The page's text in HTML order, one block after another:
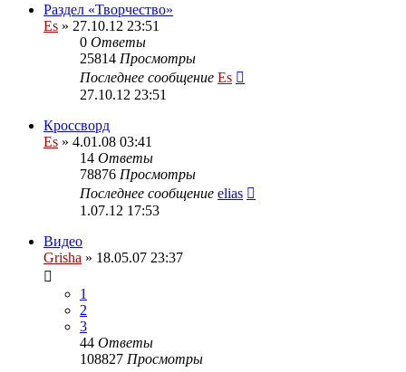
Раздел «Творчество»
Es » 27.10.12 23:51
0 Ответы
25814 Просмотры
Последнее сообщение Es
27.10.12 23:51
Кроссворд
Es » 4.01.08 03:41
14 Ответы
78876 Просмотры
Последнее сообщение elias
1.07.12 17:53
Видео
Grisha » 18.05.07 23:37
1
2
3
44 Ответы
108827 Просмотры